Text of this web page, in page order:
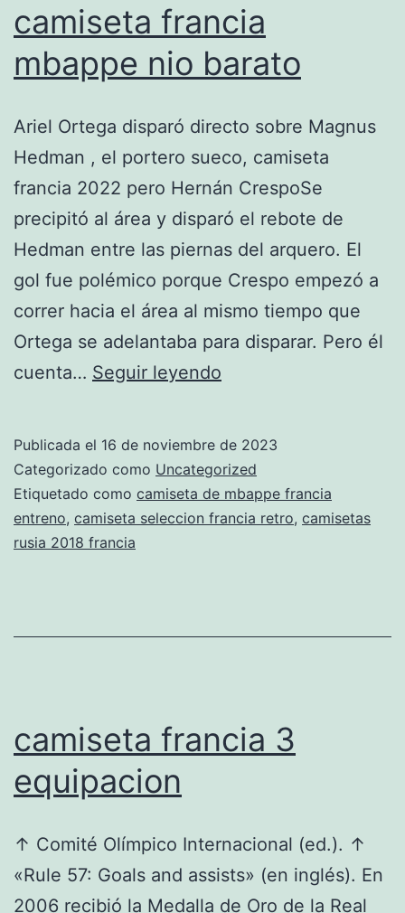
camiseta francia
mbappe nio barato
Ariel Ortega disparó directo sobre Magnus
Hedman , el portero sueco, camiseta
francia 2022 pero Hernán CrespoSe
precipitó al área y disparó el rebote de
Hedman entre las piernas del arquero. El
gol fue polémico porque Crespo empezó a
correr hacia el área al mismo tiempo que
Ortega se adelantaba para disparar. Pero él
cuenta… Seguir leyendo
nio
barato
Publicada el 16 de noviembre de 2023
Categorizado como Uncategorized
Etiquetado como camiseta de mbappe francia
entreno, camiseta seleccion francia retro, camisetas
rusia 2018 francia
camiseta francia 3
equipacion
↑ Comité Olímpico Internacional (ed.). ↑
«Rule 57: Goals and assists» (en inglés). En
2006 recibió la Medalla de Oro de la Real